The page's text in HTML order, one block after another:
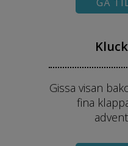
Gissa visan
fina